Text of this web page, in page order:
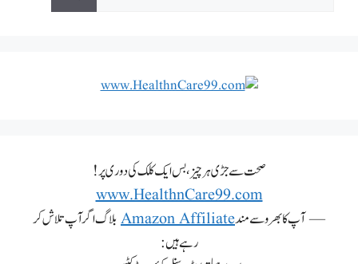
صحت سے جڑی ہر چیز، بس ایک کلک کی دوری پر!
www.HealthnCare99.com
— آپ کا بھروسے مندAmazon Affiliateبلاگ اگر آپ تلاش کر
رہے ہیں: